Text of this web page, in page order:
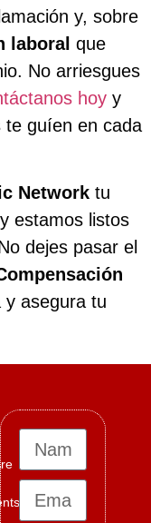
y, sobre
laboral que
No arriesgues
hoy y
te guíen en cada
Network tu
estamos listos
dejes pasar el
y asegura tu